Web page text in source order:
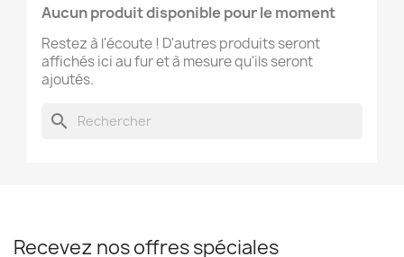
Aucun produit disponible pour le moment
Restez à l'écoute ! D'autres produits seront
affichés ici au fur et à mesure qu'ils seront
ajoutés.
search
Recevez nos offres spéciales
Nom de la liste d'envies